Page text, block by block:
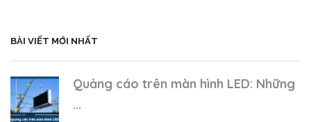
BÀI VIẾT MỚI NHẤT
Quảng cáo trên màn hình LED: Những
...